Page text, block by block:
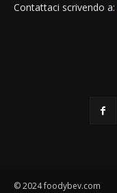
Contattaci scrivendo a:
© 2024 foodybev.com